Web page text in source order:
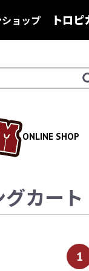
ョップ トロピ
ONLINE SHOP
カート
1